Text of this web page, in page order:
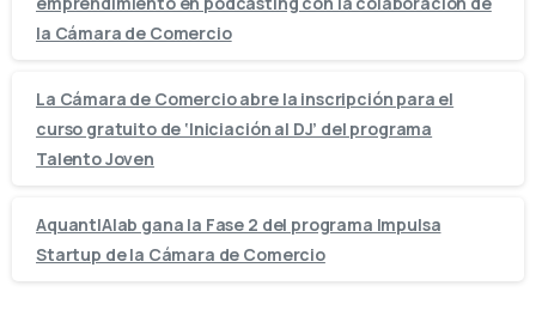
la Cámara de Comercio
La Cámara de Comercio abre la inscripción para el
curso gratuito de ‘Iniciación al DJ’ del programa
Talento Joven
AquantIAlab gana la Fase 2 del programa Impulsa
Startup de la Cámara de Comercio